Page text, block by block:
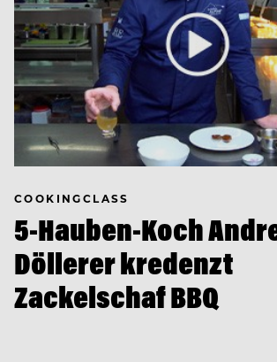
COOKINGCLASS
5-Hauben-Koch
Döllerer kredenzt
Zackelschaf BBQ